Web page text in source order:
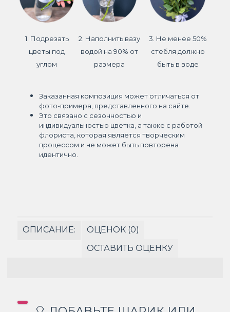
1. Подрезать
цветы под
углом
2. Наполнить вазу
водой на 90% от
размера
3. Не менее 50%
стебля должно
быть в воде
Заказанная композиция может отличаться от
фото-примера, представленного на сайте.
Это связано с сезонностью и
индивидуальностью цветка, а также с работой
флориста, которая является творческим
процессом и не может быть повторена
идентично.
ОПИСАНИЕ:
ОЦЕНОК (0)
ОСТАВИТЬ ОЦЕНКУ